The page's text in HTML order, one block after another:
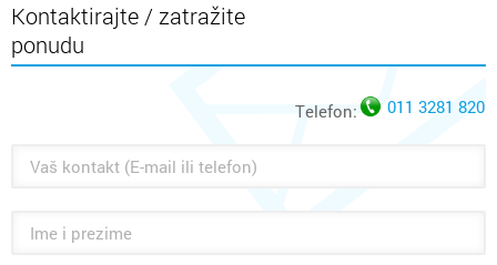
Kontaktirajte / zatražite
ponudu
Telefon: 011 3281 820